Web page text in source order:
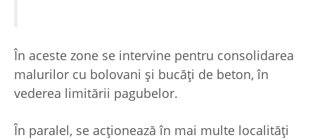
În aceste zone se intervine pentru consolidarea
malurilor cu bolovani şi bucăţi de beton, în
vederea limitării pagubelor.
În paralel, se acţionează în mai multe localităţi